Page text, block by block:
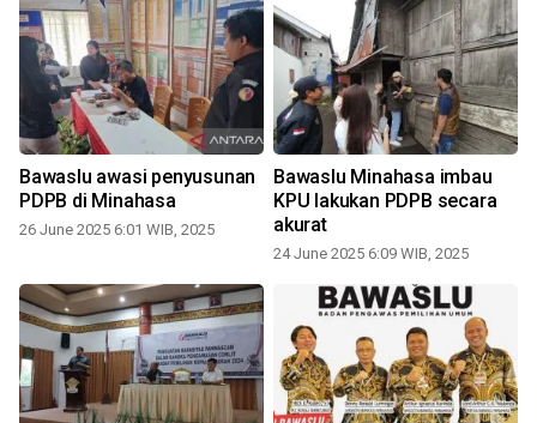
Bawaslu awasi penyusunan
PDPB di Minahasa
26 June 2025 6:01 WIB, 2025
Bawaslu Minahasa imbau
KPU lakukan PDPB secara
akurat
24 June 2025 6:09 WIB, 2025